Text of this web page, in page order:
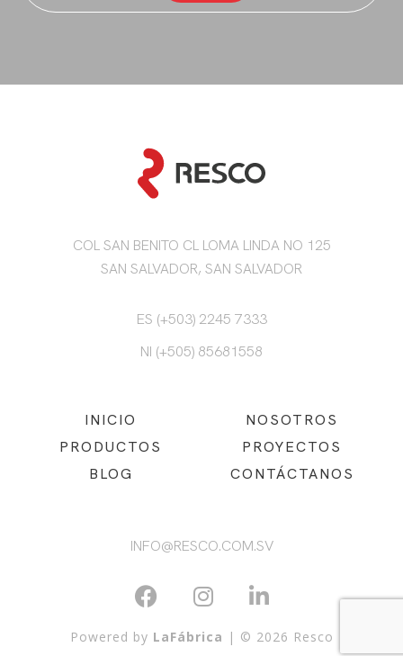
COL SAN BENITO CL LOMA LINDA NO 125
SAN SALVADOR, SAN SALVADOR
ES (+503) 2245 7333
NI (+505) 85681558
INICIO
NOSOTROS
PRODUCTOS
PROYECTOS
BLOG
CONTÁCTANOS
INFO@RESCO.COM.SV
Powered by LaFábrica | © 2026 Resco